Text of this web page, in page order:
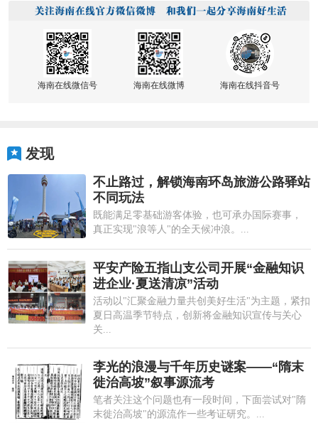
海南在线微信号 海南在线微博 海南在线抖音号
发现
不止路过，解锁海南环岛旅游公路驿站
不同玩法
既能满足零基础游客体验，也可承办国际赛事，
真正实现"浪等人"的全天候冲浪。...
平安产险五指山支公司开展“金融知识
进企业·夏送清凉”活动
活动以"汇聚金融力量共创美好生活"为主题，紧扣
夏日高温季节特点，创新将金融知识宣传与关心
关...
李光的浪漫与千年历史谜案——“隋末
徙治高坡”叙事源流考
笔者关注这个问题也有一段时间，下面尝试对"隋
末徙治高坡"的源流作一些考证研究。...